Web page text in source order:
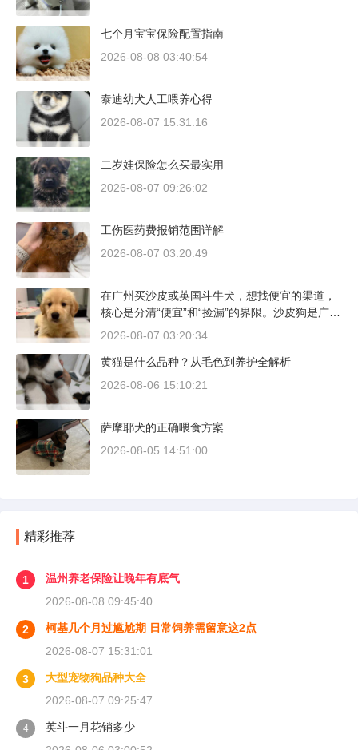
七个月宝宝保险配置指南
2026-08-08 03:40:54
泰迪幼犬人工喂养心得
2026-08-07 15:31:16
二岁娃保险怎么买最实用
2026-08-07 09:26:02
工伤医药费报销范围详解
2026-08-07 03:20:49
在广州买沙皮或英国斗牛犬，想找便宜的渠道，
核心是分清“便宜”和“捡漏”的界限。沙皮狗是广东
本地犬种，价格比北方城市有优势；英国斗牛犬
方和真实价格区间。
2026-08-07 03:20:34
黄猫是什么品种？从毛色到养护全解析
2026-08-06 15:10:21
萨摩耶犬的正确喂食方案
2026-08-05 14:51:00
精彩推荐
1
温州养老保险让晚年有底气
2026-08-08 09:45:40
2
柯基几个月过尴尬期 日常饲养需留意这2点
2026-08-07 15:31:01
3
大型宠物狗品种大全
2026-08-07 09:25:47
4
英斗一月花销多少